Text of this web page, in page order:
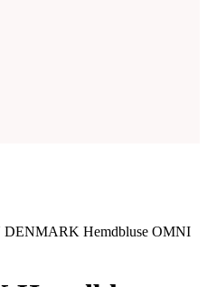
DENMARK Hemdbluse OMNI